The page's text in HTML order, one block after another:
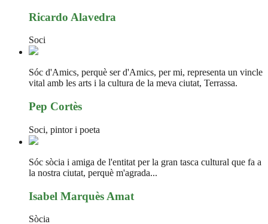
Ricardo Alavedra
Soci
Sóc d'Amics, perquè ser d'Amics, per mi, representa un vincle
vital amb les arts i la cultura de la meva ciutat, Terrassa.
Pep Cortès
Soci, pintor i poeta
Sóc sòcia i amiga de l'entitat per la gran tasca cultural que fa a
la nostra ciutat, perquè m'agrada...
Isabel Marquès Amat
Sòcia